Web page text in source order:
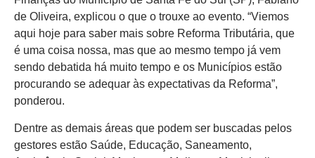
de Oliveira, explicou o que o trouxe ao evento. “Viemos
aqui hoje para saber mais sobre Reforma Tributária, que
é uma coisa nossa, mas que ao mesmo tempo já vem
sendo debatida há muito tempo e os Municípios estão
procurando se adequar às expectativas da Reforma”,
ponderou.
Dentre as demais áreas que podem ser buscadas pelos
gestores estão Saúde, Educação, Saneamento,